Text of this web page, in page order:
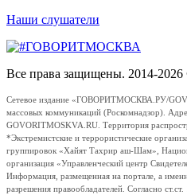
Наши слушатели
Все права защищены. 2014-
Сетевое издание «ГОВОРИТМОСКВА.РУ/
массовых коммуникаций (Роскомнадзор).
GOVORITMOSKVA.RU. Территория
*Экстремистские и террористические
группировок «Хайят Тахрир аш-Шам»,
организация «Управленческий центр
Информация, размещенная на портале, а
разрешения правообладателей. Согласно